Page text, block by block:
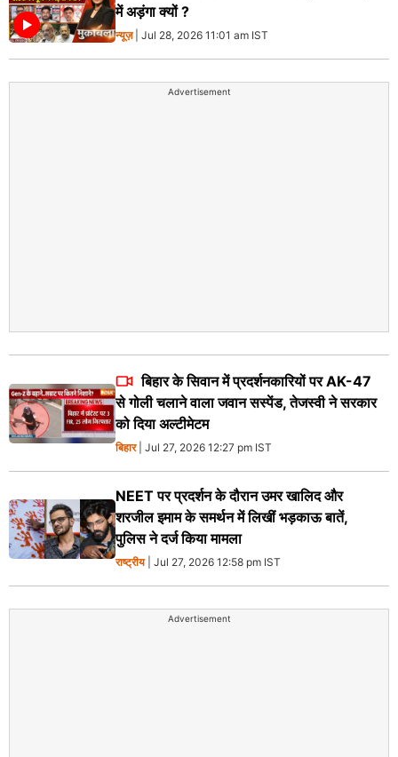
में अड़ंगा क्यों ?
न्यूज़| Jul 28, 2026 11:01 am IST
Advertisement
बिहार के सिवान में प्रदर्शनकारियों पर AK-47
से गोली चलाने वाला जवान सस्पेंड, तेजस्वी ने सरकार
को दिया अल्टीमेटम
बिहार| Jul 27, 2026 12:27 pm IST
NEET पर प्रदर्शन के दौरान उमर खालिद और
शरजील इमाम के समर्थन में लिखीं भड़काऊ बातें,
पुलिस ने दर्ज किया मामला
राष्ट्रीय| Jul 27, 2026 12:58 pm IST
Advertisement